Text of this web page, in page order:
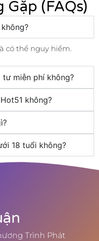
Gặp (FAQs)
có thể nguy hiểm.
miễn phí không?
không?
18 tuổi không?
Trình Phát